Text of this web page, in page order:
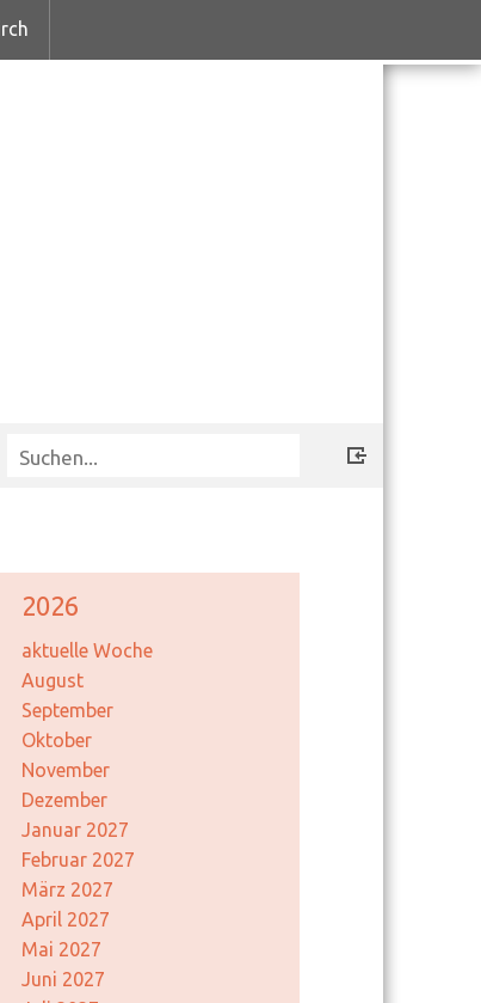
2026
aktuelle Woche
August
September
Oktober
November
Dezember
Januar 2027
Februar 2027
März 2027
April 2027
Mai 2027
Juni 2027